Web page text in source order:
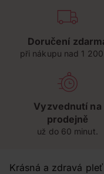
Doručení
při nákupu nad 1 200
Vyzvednutí na
prodejně
už do 60 minut.
Krásná a zdravá